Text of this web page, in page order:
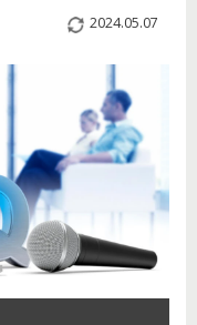
2024.05.07